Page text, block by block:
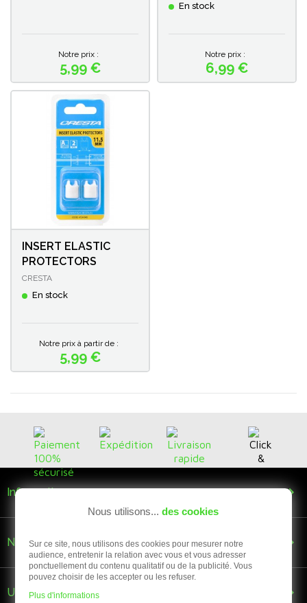
Prix
Notre prix :
5,99 €
En stock
Prix
Notre prix :
6,99 €
INSERT ELASTIC
PROTECTORS
CRESTA
En stock
Prix
Notre prix à partir de :
5,99 €
Informations 
Nous suivre 
Une question ? 
Nous utilisons... des cookies
Sur ce site, nous utilisons des cookies pour mesurer notre
audience, entretenir la relation avec vous et vous adresser
ponctuellement du contenu qualitatif ou de la publicité. Vous
pouvez choisir de les accepter ou les refuser.
Plus d'informations